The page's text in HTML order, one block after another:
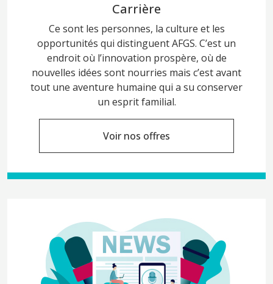
Carrière
Ce sont les personnes, la culture et les
opportunités qui distinguent AFGS. C’est un
endroit où l’innovation prospère, où de
nouvelles idées sont nourries mais c’est avant
tout une aventure humaine qui a su conserver
un esprit familial.
Voir nos offres